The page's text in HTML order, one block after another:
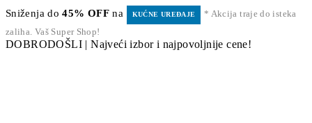
Sniženja do45% OFF na KUĆNE UREĐAJE
* Akcija traje do isteka
zaliha. Vaš Super Shop!
DOBRODOŠLI | Najveći izbor i najpovoljnije cene!